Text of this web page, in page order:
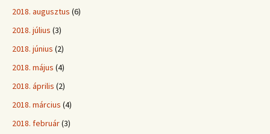
2018. augusztus (6)
2018. július (3)
2018. június (2)
2018. május (4)
2018. április (2)
2018. március (4)
2018. február(3)